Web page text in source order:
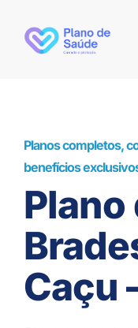
Planos completos,
benefícios
Plano
Caçu